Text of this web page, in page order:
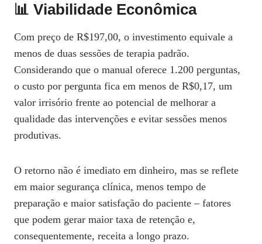
📊 Viabilidade Econômica
Com preço de R$197,00, o investimento equivale a
menos de duas sessões de terapia padrão.
Considerando que o manual oferece 1.200 perguntas,
o custo por pergunta fica em menos de R$0,17, um
valor irrisório frente ao potencial de melhorar a
qualidade das intervenções e evitar sessões menos
produtivas.
O retorno não é imediato em dinheiro, mas se reflete
em maior segurança clínica, menos tempo de
preparação e maior satisfação do paciente – fatores
que podem gerar maior taxa de retenção e,
consequentemente, receita a longo prazo.